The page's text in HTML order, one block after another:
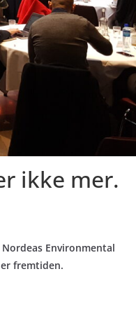
ikke mer.
Environmental
fremtiden.